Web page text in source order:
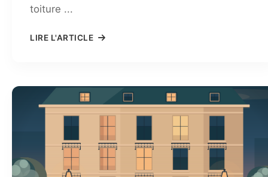
toiture ...
LIRE L'ARTICLE